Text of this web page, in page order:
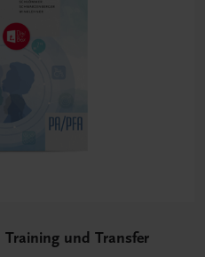
Training und Transfer